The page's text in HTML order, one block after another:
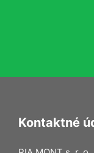
Kontaktné